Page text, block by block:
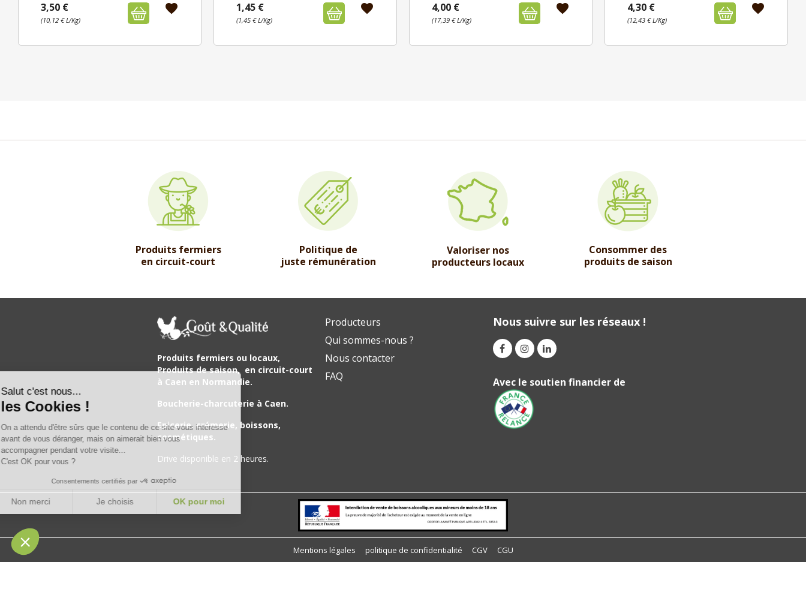
3,50 €
(10,12 € L/Kg)
favorite 1,45 €
(1,45 € L/Kg)
favorite 4,00 €
(17,39 € L/Kg)
favorite 4,30 €
(12,43 € L/Kg)
favorite
Produits fermiers
en circuit-court
Politique de
juste rémunération
Valoriser nos
producteurs locaux
Consommer des
produits de saison
Produits fermiers ou locaux,
Produits de saison, en circuit-court
à Caen en Normandie.
Boucherie-charcuterie à Caen.
Epicerie, crémerie, boissons,
cosmétiques.
Drive disponible en 2 heures.
Producteurs
Qui sommes-nous ?
Nous contacter
FAQ
Nous suivre sur les réseaux !
Avec le soutien financier de
Mentions légales politique de confidentialité CGV CGU
Salut c'est nous...
les Cookies !
On a attendu d'être sûrs que le contenu de ce site vous intéresse
avant de vous déranger, mais on aimerait bien vous
accompagner pendant votre visite...
C'est OK pour vous ?
Consentements certifiés par
Non merci Je choisis OK pour moi
Notre plateforme vous permet d'adapter et de gérer vos paramètres de confidentialité, en garantissant la conformité avec les réglementations. Personnalisez vos préférences pour contrôler la manière